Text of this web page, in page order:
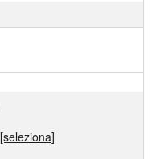
[seleziona]